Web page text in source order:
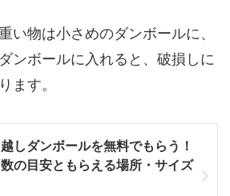
い物は小さめのダンボールに、
ンボールに入れると、破損しに
ます。
しダンボールを無料でもらう！
数の目安ともらえる場所・サイズ